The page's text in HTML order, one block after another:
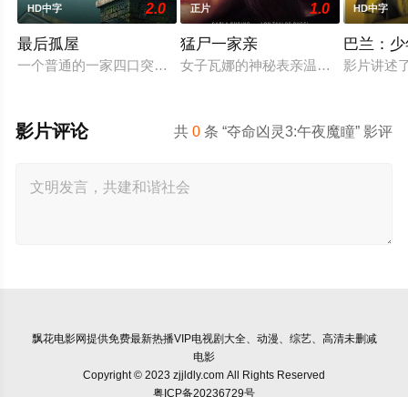
HD中字 2.0
最后孤屋
一个普通的一家四口突遭诡异变故，被困在自家房屋中超过
正片 1.0
猛尸一家亲
女子瓦娜的神秘表亲温思罗普突然仓
HD中字
巴兰：
影片讲述
共0 条 “夺命凶灵3:午夜魔瞳” 影评
影片评论
飘花电影网提供免费最新热播VIP电视剧大全、动漫、综艺、高清未删减
电影
Copyright © 2023 zjjldly.com All Rights Reserved
粤ICP备20236729号